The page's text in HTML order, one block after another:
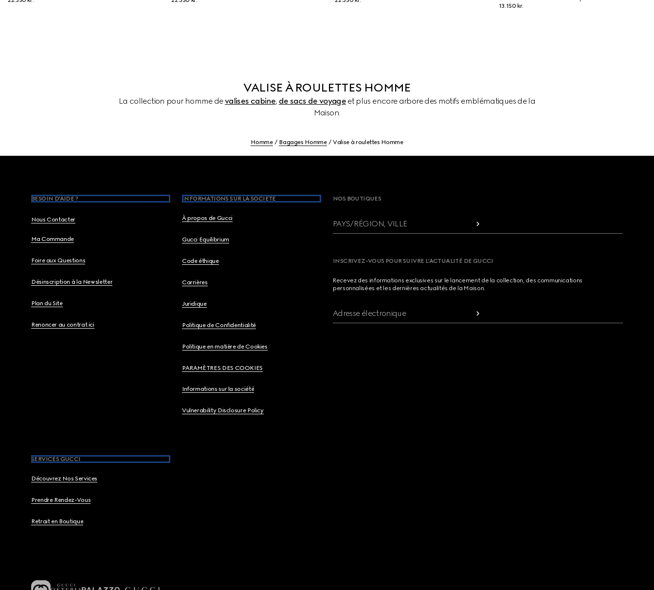
13.150 kr.
VALISE À ROULETTES HOMME
La collection pour homme devalises cabine, de sacs de voyageet plus encore arbore des motifs emblématiques de la
Maison.
Homme Bagages Homme Valise à roulettes Homme
BESOIN D'AIDE ?
Nous Contacter
Ma Commande
Foire aux Questions
Désinscription à la Newsletter
Plan du Site
Renoncer au contrat ici
INFORMATIONS SUR LA SOCIETE
À propos de Gucci
Gucci Equilibrium
Code éthique
Carrières
Juridique
Politique de Confidentialité
Politique en matière de Cookies
PARAMÈTRES DES COOKIES
Informations sur la société
Vulnerability Disclosure Policy
SERVICES GUCCI
Découvrez Nos Services
Prendre Rendez-Vous
Retrait en Boutique
NOS BOUTIQUES
PAYS/RÉGION, VILLE
INSCRIVEZ-VOUS POUR SUIVRE L’ACTUALITÉ DE GUCCI
Recevez des informations exclusives sur le lancement de la collection, des communications
personnalisées et les dernières actualités de la Maison.
Adresse électronique